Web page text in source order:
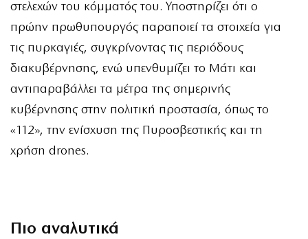
στελεχών του κόμματός του. Υποστηρίζει ότι ο
πρώην πρωθυπουργός παραποιεί τα στοιχεία για
τις πυρκαγιές, συγκρίνοντας τις περιόδους
διακυβέρνησης, ενώ υπενθυμίζει το Μάτι και
αντιπαραβάλλει τα μέτρα της σημερινής
κυβέρνησης στην πολιτική προστασία, όπως το
«112», την ενίσχυση της Πυροσβεστικής και τη
χρήση drones.
Πιο αναλυτικά